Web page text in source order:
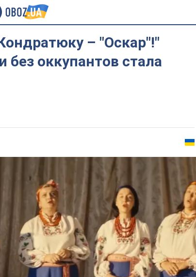
– "Оскар"!"
без оккупантов стала